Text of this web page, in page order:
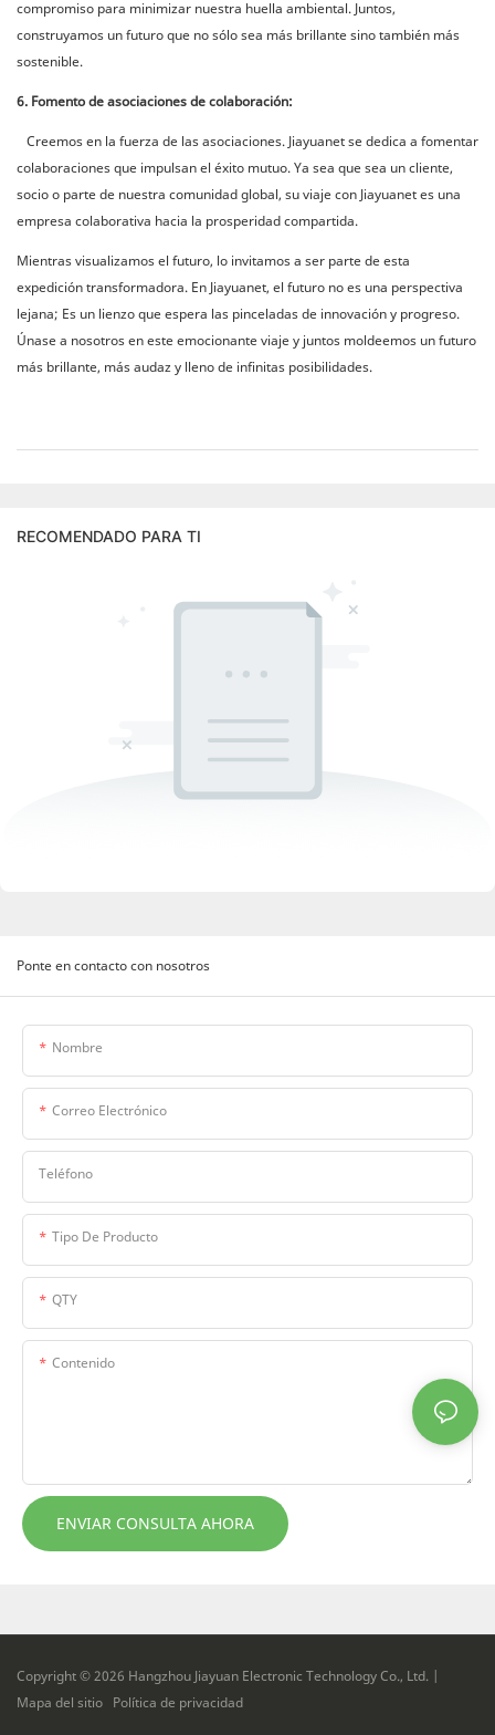
compromiso para minimizar nuestra huella ambiental. Juntos,
construyamos un futuro que no sólo sea más brillante sino también más
sostenible.
6. Fomento de asociaciones de colaboración:
Creemos en la fuerza de las asociaciones. Jiayuanet se dedica a fomentar
colaboraciones que impulsan el éxito mutuo. Ya sea que sea un cliente,
socio o parte de nuestra comunidad global, su viaje con Jiayuanet es una
empresa colaborativa hacia la prosperidad compartida.
Mientras visualizamos el futuro, lo invitamos a ser parte de esta
expedición transformadora. En Jiayuanet, el futuro no es una perspectiva
lejana; Es un lienzo que espera las pinceladas de innovación y progreso.
Únase a nosotros en este emocionante viaje y juntos moldeemos un futuro
más brillante, más audaz y lleno de infinitas posibilidades.
RECOMENDADO PARA TI
Ponte en contacto con nosotros
Nombre
Correo Electrónico
Teléfono
Tipo De Producto
QTY
Contenido
ENVIAR CONSULTA AHORA
Copyright © 2026 Hangzhou Jiayuan Electronic Technology Co., Ltd. |
Mapa del sitio Política de privacidad